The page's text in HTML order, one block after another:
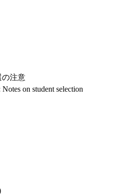
の注意
on student selection